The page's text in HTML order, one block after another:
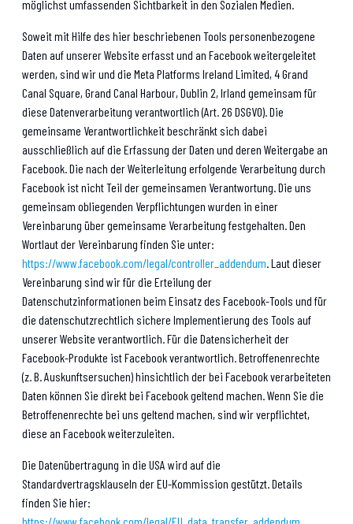
möglichst umfassenden Sichtbarkeit in den Sozialen Medien.
Soweit mit Hilfe des hier beschriebenen Tools personenbezogene
Daten auf unserer Website erfasst und an Facebook weitergeleitet
werden, sind wir und die Meta Platforms Ireland Limited, 4 Grand
Canal Square, Grand Canal Harbour, Dublin 2, Irland gemeinsam für
diese Datenverarbeitung verantwortlich (Art. 26 DSGVO). Die
gemeinsame Verantwortlichkeit beschränkt sich dabei
ausschließlich auf die Erfassung der Daten und deren Weitergabe an
Facebook. Die nach der Weiterleitung erfolgende Verarbeitung durch
Facebook ist nicht Teil der gemeinsamen Verantwortung. Die uns
gemeinsam obliegenden Verpflichtungen wurden in einer
Vereinbarung über gemeinsame Verarbeitung festgehalten. Den
Wortlaut der Vereinbarung finden Sie unter:
https://www.facebook.com/legal/controller_addendum. Laut dieser
Vereinbarung sind wir für die Erteilung der
Datenschutzinformationen beim Einsatz des Facebook-Tools und für
die datenschutzrechtlich sichere Implementierung des Tools auf
unserer Website verantwortlich. Für die Datensicherheit der
Facebook-Produkte ist Facebook verantwortlich. Betroffenenrechte
(z. B. Auskunftsersuchen) hinsichtlich der bei Facebook verarbeiteten
Daten können Sie direkt bei Facebook geltend machen. Wenn Sie die
Betroffenenrechte bei uns geltend machen, sind wir verpflichtet,
diese an Facebook weiterzuleiten.
Die Datenübertragung in die USA wird auf die
Standardvertragsklauseln der EU-Kommission gestützt. Details
finden Sie hier: